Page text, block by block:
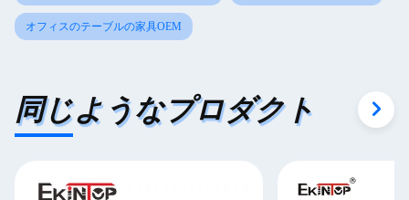
オフィスのテーブルの家具OEM
同じようなプロダクト